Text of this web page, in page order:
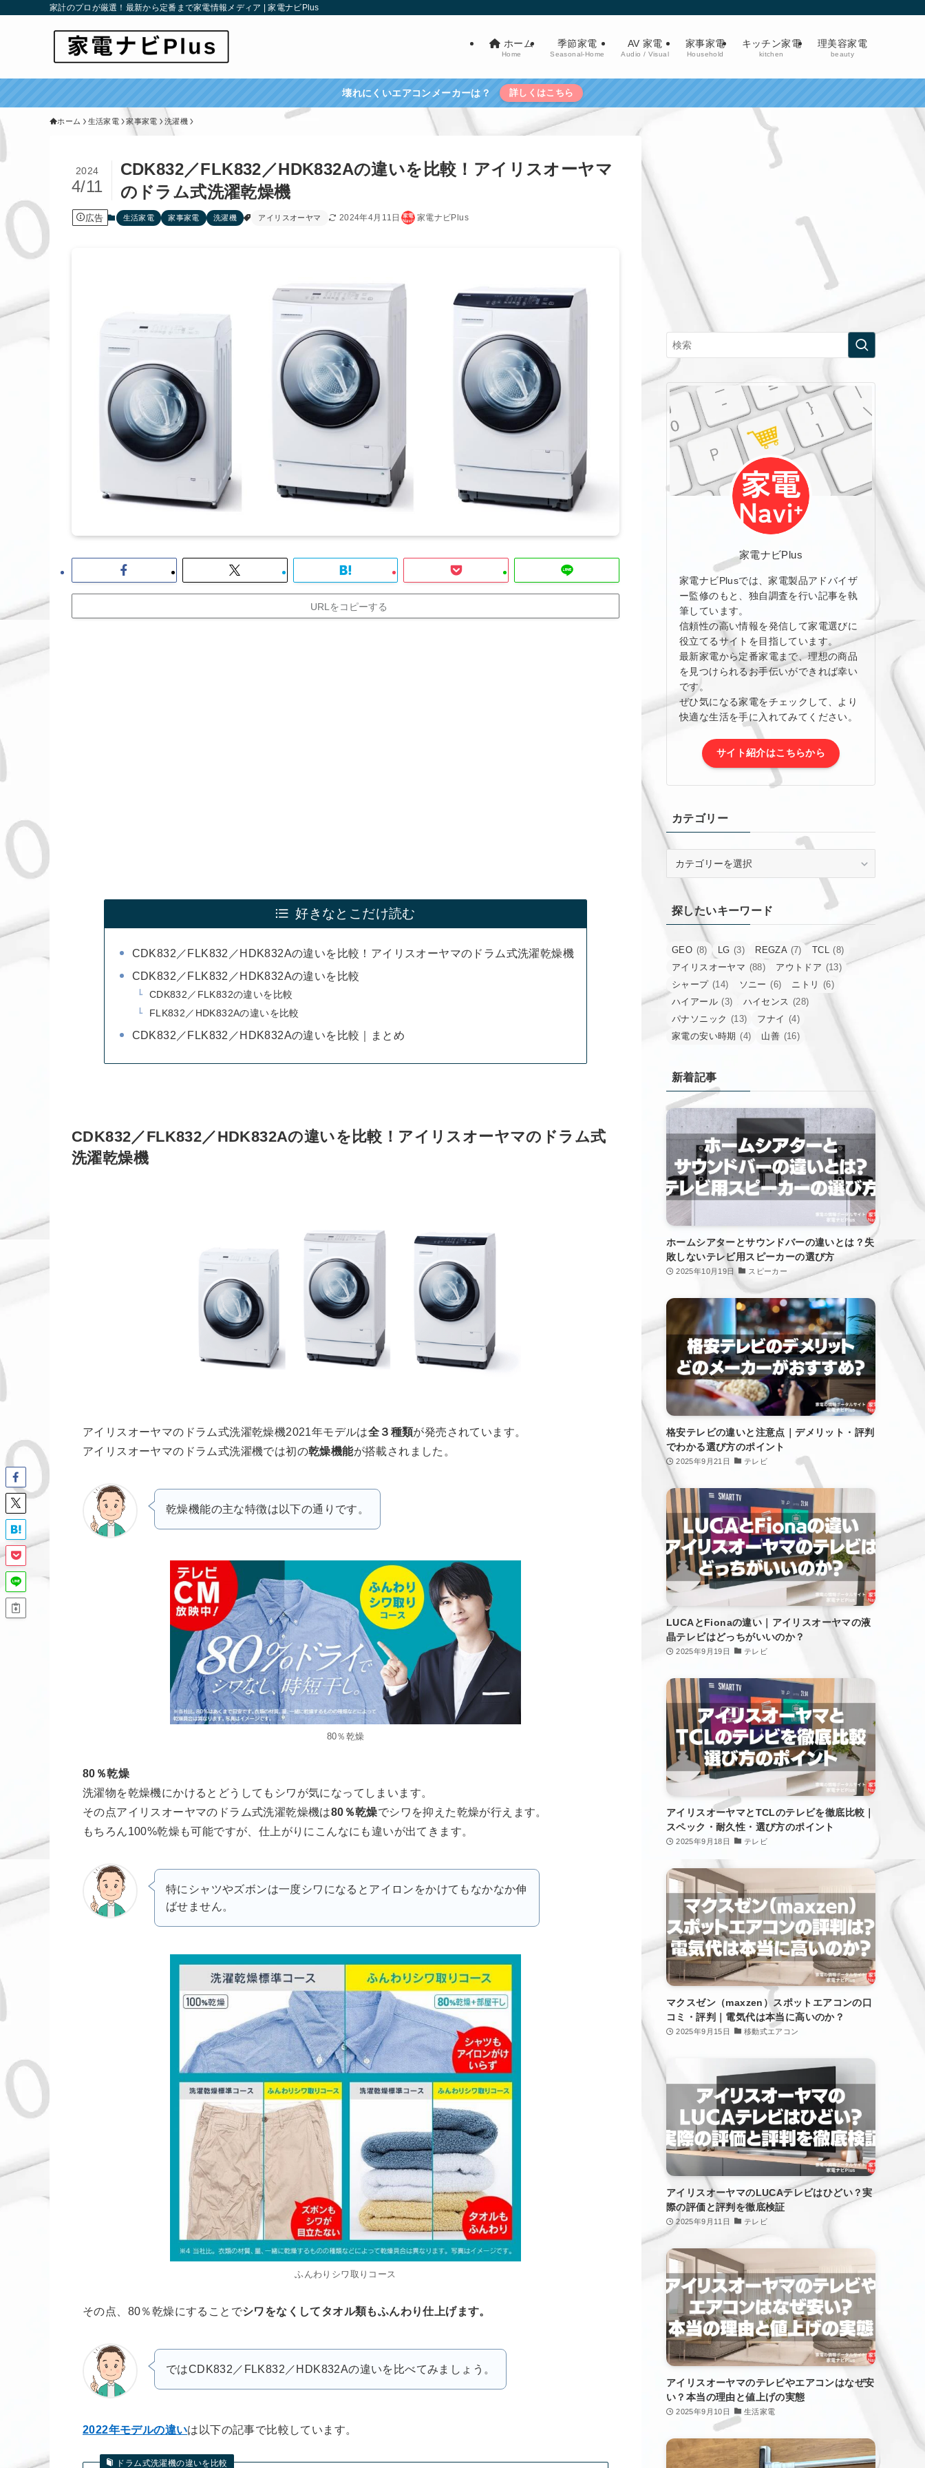
家計のプロが厳選！最新から定番まで家電情報メディア | 家電ナビPlus
ホーム
Home
季節家電
Seasonal-Home
AV 家電
Audio / Visual
家事家電
Household
キッチン家電
kitchen
理美容家電
beauty
壊れにくいエアコンメーカーは？ 詳しくはこちら
ホーム 生活家電 家事家電 洗濯機
CDK832／FLK832／HDK832Aの違いを比較！アイリスオーヤマ
のドラム式洗濯乾燥機
2024
4/11
広告 生活家電 家事家電 洗濯機 アイリスオーヤマ 2024年4月11日 家電ナビPlus
URLをコピーする
好きなとこだけ読む
CDK832／FLK832／HDK832Aの違いを比較！アイリスオーヤマのドラム式洗濯乾燥機
CDK832／FLK832／HDK832Aの違いを比較
CDK832／FLK832の違いを比較
FLK832／HDK832Aの違いを比較
CDK832／FLK832／HDK832Aの違いを比較｜まとめ
CDK832／FLK832／HDK832Aの違いを比較！アイリスオーヤマのドラム式
洗濯乾燥機
アイリスオーヤマのドラム式洗濯乾燥機2021年モデルは全３種類が発売されています。
アイリスオーヤマのドラム式洗濯機では初の乾燥機能が搭載されました。
乾燥機能の主な特徴は以下の通りです。
80％乾燥
80％乾燥
洗濯物を乾燥機にかけるとどうしてもシワが気になってしまいます。
その点アイリスオーヤマのドラム式洗濯乾燥機は80％乾燥でシワを抑えた乾燥が行えます。
もちろん100%乾燥も可能ですが、仕上がりにこんなにも違いが出てきます。
特にシャツやズボンは一度シワになるとアイロンをかけてもなかなか伸
ばせません。
ふんわりシワ取りコース
その点、80％乾燥にすることでシワをなくしてタオル類もふんわり仕上げます。
ではCDK832／FLK832／HDK832Aの違いを比べてみましょう。
2022年モデルの違いは以下の記事で比較しています。
ドラム式洗濯機の違いを比較
家電ナビPlus
家電ナビPlusでは、家電製品アドバイザ
ー監修のもと、独自調査を行い記事を執
筆しています。
信頼性の高い情報を発信して家電選びに
役立てるサイトを目指しています。
最新家電から定番家電まで、理想の商品
を見つけられるお手伝いができれば幸い
です。
ぜひ気になる家電をチェックして、より
快適な生活を手に入れてみてください。
サイト紹介はこちらから
カテゴリー
ー
探したいキーワード
GEO (8) LG (3) REGZA (7) TCL (8)
アイリスオーヤマ (88) アウトドア (13)
シャープ (14) ソニー (6) ニトリ (6)
ハイアール (3) ハイセンス (28)
パナソニック (13) フナイ (4)
家電の安い時期 (4) 山善 (16)
新着記事
ホームシアターとサウンドバーの違いとは？失
敗しないテレビ用スピーカーの選び方
2025年10月19日 スピーカー
格安テレビの違いと注意点｜デメリット・評判
でわかる選び方のポイント
2025年9月21日 テレビ
LUCAとFionaの違い｜アイリスオーヤマの液
晶テレビはどっちがいいのか？
2025年9月19日 テレビ
アイリスオーヤマとTCLのテレビを徹底比較｜
スペック・耐久性・選び方のポイント
2025年9月18日 テレビ
マクスゼン（maxzen）スポットエアコンの口
コミ・評判｜電気代は本当に高いのか？
2025年9月15日 移動式エアコン
アイリスオーヤマのLUCAテレビはひどい？実
際の評価と評判を徹底検証
2025年9月11日 テレビ
アイリスオーヤマのテレビやエアコンはなぜ安
い？本当の理由と値上げの実態
2025年9月10日 生活家電